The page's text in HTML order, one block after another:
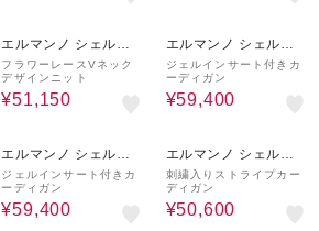
エルマンノ シェルヴ
ィーノ/ペセリコ
フラワーレースVネック
デザインニット
¥51,150
エルマンノ シェルヴ
ィーノ/ペセリコ
ジェルインサート付きカ
ーディガン
¥59,400
エルマンノ シェルヴ
ィーノ/ペセリコ
ジェルインサート付きカ
ーディガン
¥59,400
エルマンノ シェルヴ
ィーノ/ペセリコ
刺繍入りストライプカー
ディガン
¥50,600